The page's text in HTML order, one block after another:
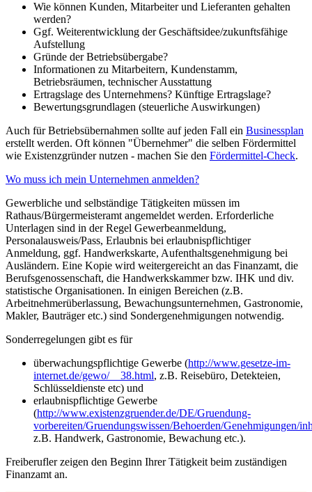
Wie können Kunden, Mitarbeiter und Lieferanten gehalten
werden?
Ggf. Weiterentwicklung der Geschäftsidee/zukunftsfähige
Aufstellung
Gründe der Betriebsübergabe?
Informationen zu Mitarbeitern, Kundenstamm,
Betriebsräumen, technischer Ausstattung
Ertragslage des Unternehmens? Künftige Ertragslage?
Bewertungsgrundlagen (steuerliche Auswirkungen)
Auch für Betriebsübernahmen sollte auf jeden Fall ein Businessplan
erstellt werden. Oft können "Übernehmer" die selben Fördermittel
wie Existenzgründer nutzen - machen Sie den Fördermittel-Check.
Wo muss ich mein Unternehmen anmelden?
Gewerbliche und selbständige Tätigkeiten müssen im
Rathaus/Bürgermeisteramt angemeldet werden. Erforderliche
Unterlagen sind in der Regel Gewerbeanmeldung,
Personalausweis/Pass, Erlaubnis bei erlaubnispflichtiger
Anmeldung, ggf. Handwerkskarte, Aufenthaltsgenehmigung bei
Ausländern. Eine Kopie wird weitergereicht an das Finanzamt, die
Berufsgenossenschaft, die Handwerkskammer bzw. IHK und div.
statistische Organisationen. In einigen Bereichen (z.B.
Arbeitnehmerüberlassung, Bewachungsunternehmen, Gastronomie,
Makler, Bauträger etc.) sind Sondergenehmigungen notwendig.
Sonderregelungen gibt es für
überwachungspflichtige Gewerbe (http://www.gesetze-im-
internet.de/gewo/__38.html, z.B. Reisebüro, Detekteien,
Schlüsseldienste etc) und
erlaubnispflichtige Gewerbe
(http://www.existenzgruender.de/DE/Gruendung-
vorbereiten/Gruendungswissen/Behoerden/Genehmigungen/
z.B. Handwerk, Gastronomie, Bewachung etc.).
Freiberufler zeigen den Beginn Ihrer Tätigkeit beim zuständigen
Finanzamt an.